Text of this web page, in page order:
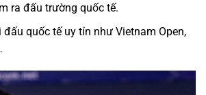
ra đấu trường quốc tế.
quốc tế uy tín như Vietnam Open,